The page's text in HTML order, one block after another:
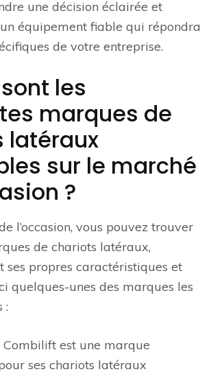
une décision éclairée et
équipement fiable qui répondra
de votre entreprise.
les
marques de
latéraux
sur le marché
?
l’occasion, vous pouvez trouver
de chariots latéraux,
ses propres caractéristiques et
quelques-unes des marques les
:
est une marque
ses chariots latéraux